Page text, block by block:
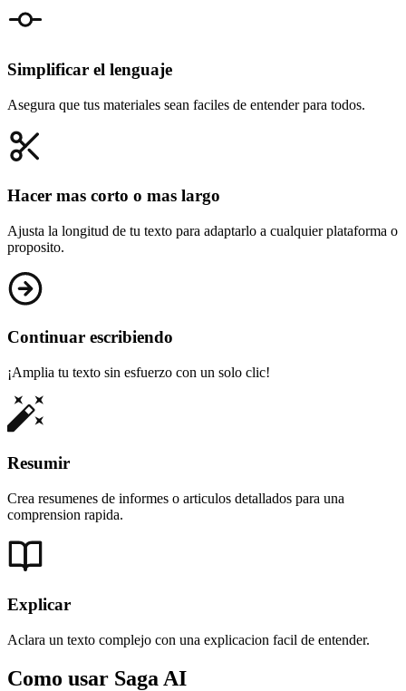
Simplificar el lenguaje
Asegura que tus materiales sean faciles de entender para todos.
Hacer mas corto o mas largo
Ajusta la longitud de tu texto para adaptarlo a cualquier plataforma o
proposito.
Continuar escribiendo
¡Amplia tu texto sin esfuerzo con un solo clic!
Resumir
Crea resumenes de informes o articulos detallados para una
comprension rapida.
Explicar
Aclara un texto complejo con una explicacion facil de entender.
Como usar Saga AI